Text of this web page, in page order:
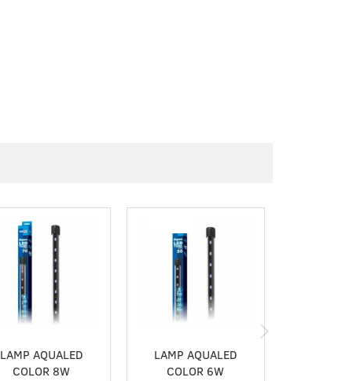
LAMP AQUALED
COLOR 8W
LAMP AQUALED
COLOR 6W